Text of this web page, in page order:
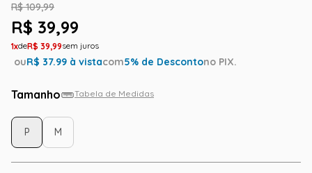
R$ 109,99
R$ 39,99
1 R$ 39,99
ouR$ 37.99 à vistacom5% de Descontono PIX.
Tamanho Tabela de Medidas
P M